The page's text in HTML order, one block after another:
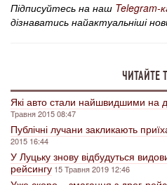
Підписуйтесь на наш Telegram-
дізнаватись найактуальніші
ЧИТАЙТЕ
Які авто стали найшвидшими на
Травня 2015 08:47
Публічні лучани закликають
2015 16:44
У Луцьку знову відбудуться
рейсингу 15 Травня 2019 12:46